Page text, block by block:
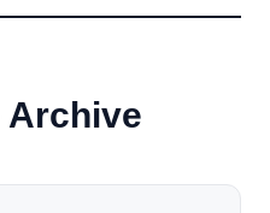
Archive